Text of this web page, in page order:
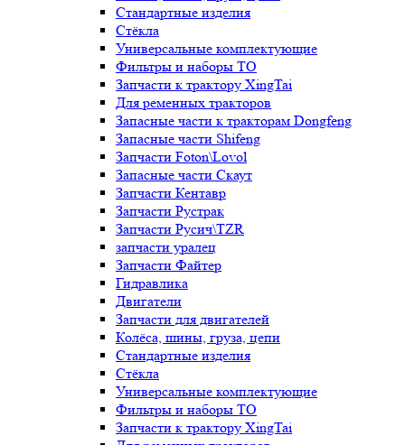
Стандартные изделия
Стёкла
Универсальные комплектующие
Фильтры и наборы ТО
Запчасти к трактору XingTai
Для ременных тракторов
Запасные части к тракторам Dongfeng
Запасные части Shifeng
Запчасти Foton\Lovol
Запасные части Скаут
Запчасти Кентавр
Запчасти Рустрак
Запчасти Русич\TZR
запчасти уралец
Запчасти Файтер
Гидравлика
Двигатели
Запчасти для двигателей
Колёса, шины, груза, цепи
Стандартные изделия
Стёкла
Универсальные комплектующие
Фильтры и наборы ТО
Запчасти к трактору XingTai